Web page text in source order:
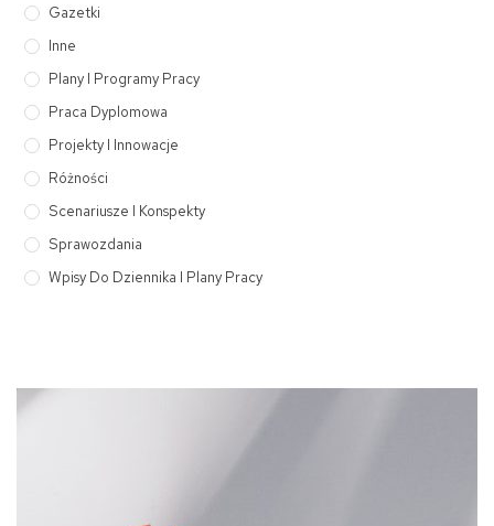
Gazetki
Inne
Plany I Programy Pracy
Praca Dyplomowa
Projekty I Innowacje
Różności
Scenariusze I Konspekty
Sprawozdania
Wpisy Do Dziennika I Plany Pracy